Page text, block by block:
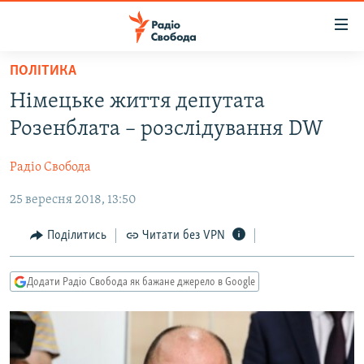
Перейти
основного
матеріалу
до
навігації
Перейти
пошуку
ВСЕ ЗА ДОБУ
ПОЛІТИКА
ЕКОНОМІКА
СУСПІЛЬСТВО
СПОРТ
УКРАЇНА
СВІТ
ВІЙНА
РОСІЙСЬКА «ФІЛЬТРАЦІЯ»
ДОНБАС.РЕАЛІЇ
КРИМ.РЕАЛІЇ
ТИ ЯК?
СХЕМИ
КИТАЙ.ВИКЛИКИ
ПОЛІТИКА
Німецьке життя депутата
Розенблата – розслідування DW
Радіо Свобода
25 вересня 2018, 13:50
Поділитись Читати без VPN
Додати Радіо Свобода як бажане джерело в Google